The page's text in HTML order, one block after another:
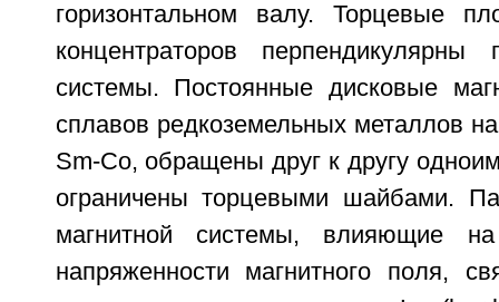
горизонтальном валу. Торцевые
концентраторов перпендикулярны
системы. Постоянные дисковые
сплавов редкоземельных металлов
Sm-Co, обращены друг к другу
ограничены торцевыми шайбами.
магнитной системы, влияющие
напряженности магнитного поля,